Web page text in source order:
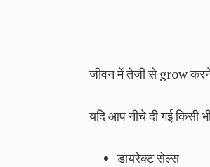
जीवन में तेजी से grow
यदि आप नीचे दी गई किसी
डायरेक्ट सेल्स